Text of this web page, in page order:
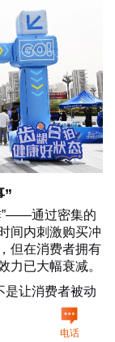
”
”——通过密集的
间内刺激购买冲
但在消费者拥有
力已大幅衰减。
是让消费者被动
建的品牌故事
电话